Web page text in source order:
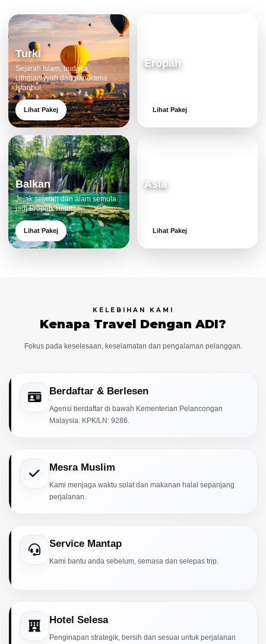
Turki
Sejarah Islam, budaya
Uthmaniyyah dan panorama
Istanbul.
Lihat Pakej
Eropah
Lihat Pakej
Balkan
Jejak sejarah dan alam semula
jadi Eropah Timur.
Lihat Pakej
Asia
Lihat Pakej
KELEBIHAN KAMI
Kenapa Travel Dengan ADI?
Fokus pada keselesaan, keselamatan dan pengalaman pelanggan.
Berdaftar & Berlesen
Agensi berdaftar di bawah Kementerian Pelancongan
Malaysia. KPK/LN: 9286.
Mesra Muslim
Kami menjaga waktu solat dan makanan halal sepanjang
perjalanan.
Service Mantap
Kami bantu anda sebelum, semasa dan selepas trip.
Hotel Selesa
Penginapan strategik, bersih dan sesuai untuk perjalanan